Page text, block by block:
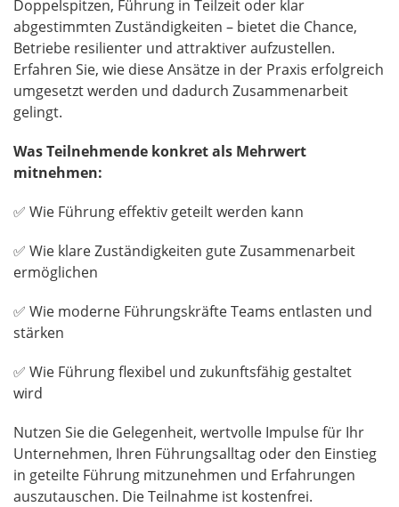
Doppelspitzen, Führung in Teilzeit oder klar
abgestimmten Zuständigkeiten – bietet die Chance,
Betriebe resilienter und attraktiver aufzustellen.
Erfahren Sie, wie diese Ansätze in der Praxis erfolgreich
umgesetzt werden und dadurch Zusammenarbeit
gelingt.
Was Teilnehmende konkret als Mehrwert
mitnehmen:
✅ Wie Führung effektiv geteilt werden kann
✅ Wie klare Zuständigkeiten gute Zusammenarbeit
ermöglichen
✅ Wie moderne Führungskräfte Teams entlasten und
stärken
✅ Wie Führung flexibel und zukunftsfähig gestaltet
wird
Nutzen Sie die Gelegenheit, wertvolle Impulse für Ihr
Unternehmen, Ihren Führungsalltag oder den Einstieg
in geteilte Führung mitzunehmen und Erfahrungen
auszutauschen. Die Teilnahme ist kostenfrei.